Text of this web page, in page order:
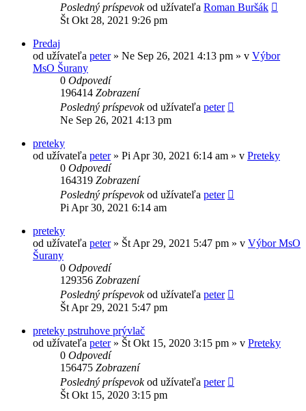
Posledný príspevokod užívateľa Roman Buršák
Št Okt 28, 2021 9:26 pm
Predaj
od užívateľa peter» Ne Sep 26, 2021 4:13 pm » v Výbor
MsO Šurany
0 Odpovedí
196414 Zobrazení
Posledný príspevokod užívateľa peter
Ne Sep 26, 2021 4:13 pm
preteky
od užívateľa peter» Pi Apr 30, 2021 6:14 am » v Preteky
0 Odpovedí
164319 Zobrazení
Posledný príspevokod užívateľa peter
Pi Apr 30, 2021 6:14 am
preteky
od užívateľa peter» Št Apr 29, 2021 5:47 pm » v Výbor MsO
Šurany
0 Odpovedí
129356 Zobrazení
Posledný príspevokod užívateľa peter
Št Apr 29, 2021 5:47 pm
preteky pstruhove prývlač
od užívateľa peter» Št Okt 15, 2020 3:15 pm » v Preteky
0 Odpovedí
156475 Zobrazení
Posledný príspevokod užívateľa peter
Št Okt 15, 2020 3:15 pm